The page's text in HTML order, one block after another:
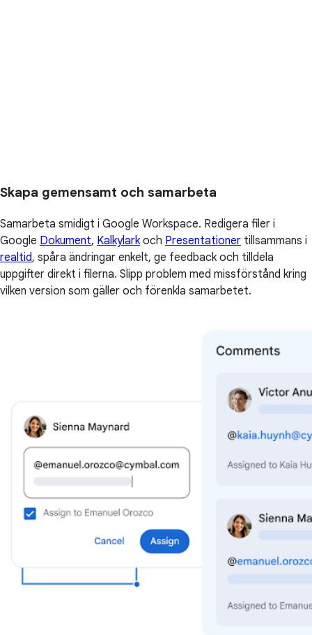
Skapa gemensamt och samarbeta
Samarbeta smidigt i Google Workspace. Redigera filer i
Google Dokument, Kalkylarkoch Presentationer tillsammans i
realtid, spåra ändringar enkelt, ge feedback och tilldela
uppgifter direkt i filerna. Slipp problem med missförstånd kring
vilken version som gäller och förenkla samarbetet.